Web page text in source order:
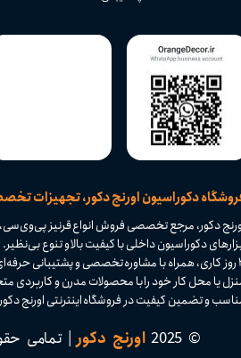
دکوراسیون اورنج دکور، تجهیزات
دکور، مرجع تخصصی فروش انواع قرنیز
۴ روز کاری، همراه با مشاوره تخصصی و پشتیبانی
یا محل کار خود را با محصولات مدرن و کاربردی
و تضمین کیفیت در فروشگاه اینترنتی اورنج
© 2025 اورنج دکور| تمامی